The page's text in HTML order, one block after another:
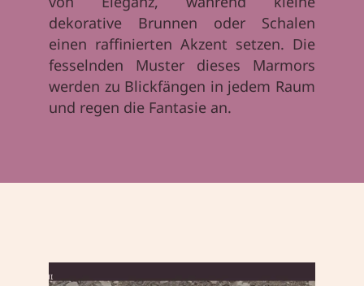
dekorative Brunnen oder Schalen
einen raffinierten Akzent setzen. Die
fesselnden Muster dieses Marmors
werden zu Blickfängen in jedem Raum
und regen die Fantasie an.